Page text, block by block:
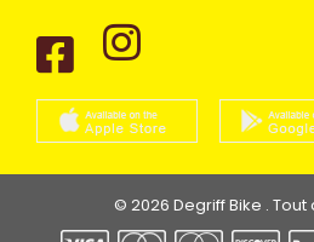
© 2026 Degriff Bike .